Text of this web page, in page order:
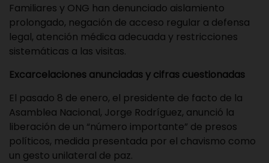
Familiares y ONG han denunciado aislamiento
prolongado, negación de acceso regular a defensa
legal, atención médica adecuada y restricciones
sistemáticas a las visitas.
Excarcelaciones anunciadas y cifras cuestionadas
El pasado 8 de enero, el presidente de facto de la
Asamblea Nacional, Jorge Rodríguez, anunció la
liberación de un “número importante” de presos
políticos, medida presentada por el chavismo como
un gesto unilateral de paz.